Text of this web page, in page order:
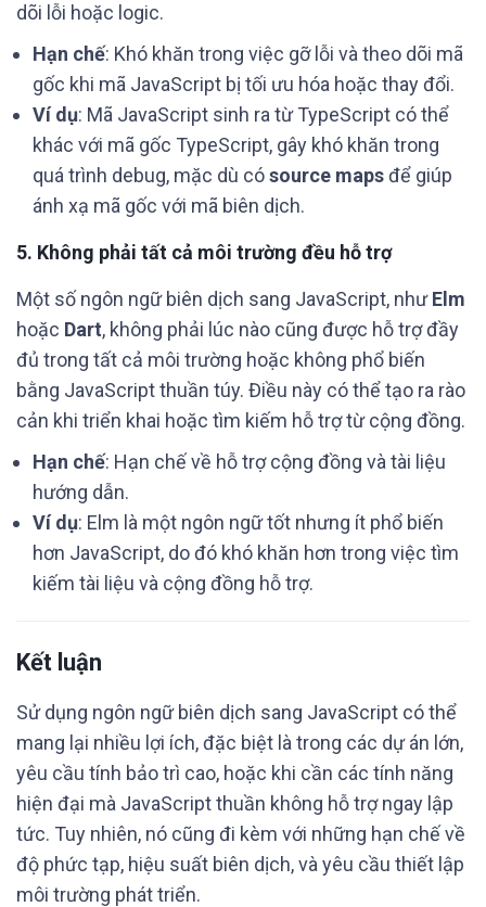
dõi lỗi hoặc logic.
Hạn chế: Khó khăn trong việc gỡ lỗi và theo dõi mã
gốc khi mã JavaScript bị tối ưu hóa hoặc thay đổi.
Ví dụ: Mã JavaScript sinh ra từ TypeScript có thể
khác với mã gốc TypeScript, gây khó khăn trong
quá trình debug, mặc dù cósource mapsđể giúp
ánh xạ mã gốc với mã biên dịch.
5. Không phải tất cả môi trường đều hỗ trợ
Một số ngôn ngữ biên dịch sang JavaScript, nhưElm
hoặc Dart, không phải lúc nào cũng được hỗ trợ đầy
đủ trong tất cả môi trường hoặc không phổ biến
bằng JavaScript thuần túy. Điều này có thể tạo ra rào
cản khi triển khai hoặc tìm kiếm hỗ trợ từ cộng đồng.
Hạn chế: Hạn chế về hỗ trợ cộng đồng và tài liệu
hướng dẫn.
Ví dụ: Elm là một ngôn ngữ tốt nhưng ít phổ biến
hơn JavaScript, do đó khó khăn hơn trong việc tìm
kiếm tài liệu và cộng đồng hỗ trợ.
Kết luận
Sử dụng ngôn ngữ biên dịch sang JavaScript có thể
mang lại nhiều lợi ích, đặc biệt là trong các dự án lớn,
yêu cầu tính bảo trì cao, hoặc khi cần các tính năng
hiện đại mà JavaScript thuần không hỗ trợ ngay lập
tức. Tuy nhiên, nó cũng đi kèm với những hạn chế về
độ phức tạp, hiệu suất biên dịch, và yêu cầu thiết lập
môi trường phát triển.